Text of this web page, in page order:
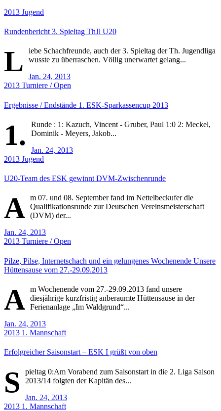
2013 Jugend
Rundenbericht 3. Spieltag ThJl U20
L
iebe Schachfreunde, auch der 3. Spieltag der Th. Jugendliga
wusste zu überraschen. Völlig unerwartet gelang...
Jan. 24, 2013
2013 Turniere / Open
Ergebnisse / Endstände 1. ESK-Sparkassencup 2013
1.
Runde : 1: Kazuch, Vincent - Gruber, Paul 1:0 2: Meckel,
Dominik - Meyers, Jakob...
Jan. 24, 2013
2013 Jugend
U20-Team des ESK gewinnt DVM-Zwischenrunde
A m 07. und 08. September fand im Nettelbeckufer die
Qualifikationsrunde zur Deutschen Vereinsmeisterschaft
(DVM) der...
Jan. 24, 2013
2013 Turniere / Open
Pilze, Pilse, Internetschach und ein gelungenes Wochenende Unsere
Hüttensause vom 27.-29.09.2013
A m Wochenende vom 27.-29.09.2013 fand unsere
diesjährige kurzfristig anberaumte Hüttensause in der
Ferienanlage „Im Waldgrund“...
Jan. 24, 2013
2013 1. Mannschaft
Erfolgreicher Saisonstart – ESK I grüßt von oben
S
pieltag 0:Am Vorabend zum Saisonstart in die 2. Liga Saison
2013/14 folgten der Kapitän des...
Jan. 24, 2013
2013 1. Mannschaft